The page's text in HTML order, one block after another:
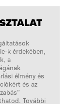
k érdekében,
a
élmény és
és az
További